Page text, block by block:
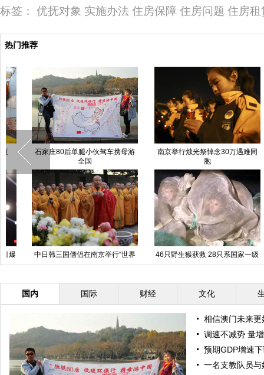
标签： 优抚对象 实施办法 住房保障 住房问题 住房租
热门推荐
南京举行烛光祭悼念30万遇难同
贵州剑河县久吉苗寨发生火灾 致
176户619人受灾
46只野生猴获救 28只系国家一级
保护动物
西安美院近百拴马桩“戴”口罩呼吁
保卫蓝天
国内 国际 财经 文化
相信澳门未来更
调速不减势 量
预期GDP增速下
一名支教队员与